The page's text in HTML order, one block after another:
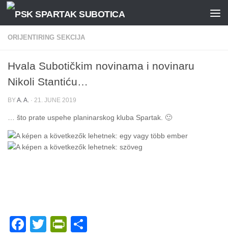
Skip to content
ORIJENTIRING SEKCIJA
Hvala Subotičkim novinama i novinaru
Nikoli Stantiću…
BYA. A. · 21. JUNE 2019
… što prate uspehe planinarskog kluba Spartak. 🙂
Facebook
TwitterPrintFriendly